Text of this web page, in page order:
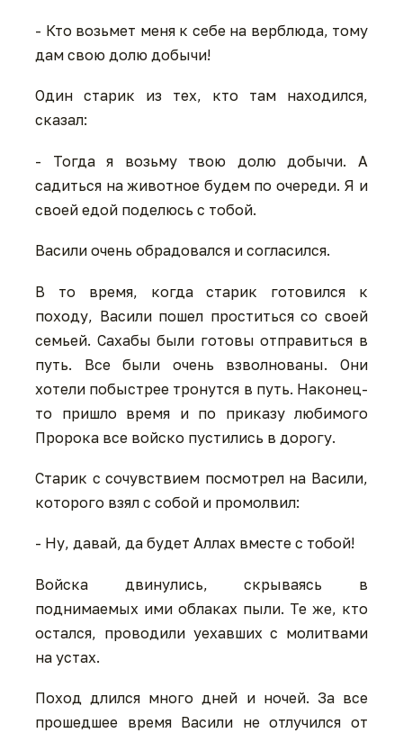
- Кто возьмет меня к себе на верблюда, тому
дам свою долю добычи!
Один старик из тех, кто там находился,
сказал:
- Тогда я возьму твою долю добычи. А
садиться на животное будем по очереди. Я и
своей едой поделюсь с тобой.
Васили очень обрадовался и согласился.
В то время, когда старик готовился к
походу, Васили пошел проститься со своей
семьей. Сахабы были готовы отправиться в
путь. Все были очень взволнованы. Они
хотели побыстрее тронутся в путь. Наконец-
то пришло время и по приказу любимого
Пророка все войско пустились в дорогу.
Старик с сочувствием посмотрел на Васили,
которого взял с собой и промолвил:
- Ну, давай, да будет Аллах вместе с тобой!
Войска двинулись, скрываясь в
поднимаемых ими облаках пыли. Те же, кто
остался, проводили уехавших с молитвами
на устах.
Поход длился много дней и ночей. За все
прошедшее время Васили не отлучился от